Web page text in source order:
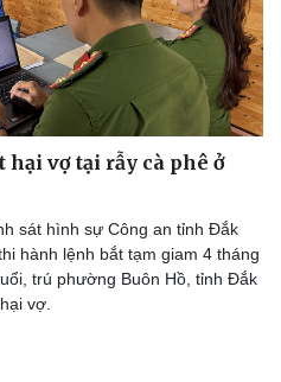
vợ tại rẫy cà phê ở
sát hình sự Công an tỉnh Đắk
hành lệnh bắt tạm giam 4 tháng
trú phường Buôn Hồ, tỉnh Đắk
vợ.